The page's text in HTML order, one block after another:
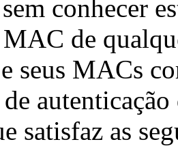
conhecer
de
seus MACs
satisfaz as